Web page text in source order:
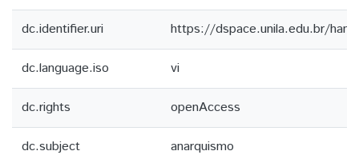
dc.identifier.uri https://dspace.unila.edu.br/
dc.language.iso vi
dc.rights openAccess
dc.subject anarquismo